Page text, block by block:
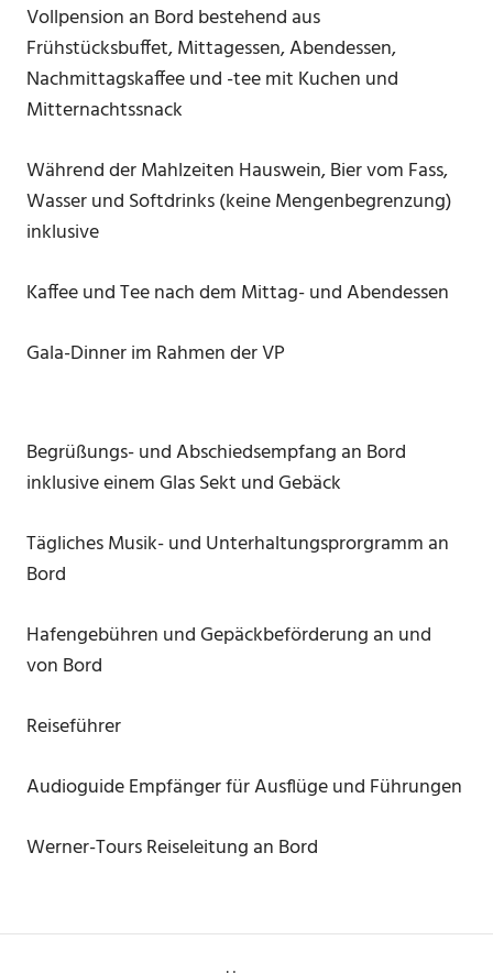
Vollpension an Bord bestehend aus
Frühstücksbuffet, Mittagessen, Abendessen,
Nachmittagskaffee und -tee mit Kuchen und
Mitternachtssnack
Während der Mahlzeiten Hauswein, Bier vom Fass,
Wasser und Softdrinks (keine Mengenbegrenzung)
inklusive
Kaffee und Tee nach dem Mittag- und Abendessen
Gala-Dinner im Rahmen der VP
Begrüßungs- und Abschiedsempfang an Bord
inklusive einem Glas Sekt und Gebäck
Tägliches Musik- und Unterhaltungsprorgramm an
Bord
Hafengebühren und Gepäckbeförderung an und
von Bord
Reiseführer
Audioguide Empfänger für Ausflüge und Führungen
Werner-Tours Reiseleitung an Bord